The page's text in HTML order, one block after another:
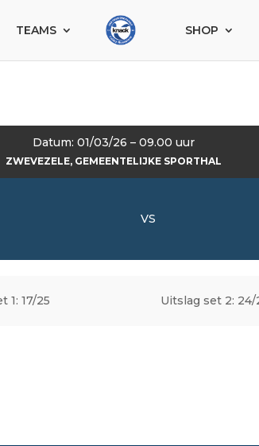
TEAMS SHOP
Datum: 01/03/26 – 09.00 uur
ZWEVEZELE, GEMEENTELIJKE SPORTHAL
VS
1: 17/25 Uitslag set 2: 24/